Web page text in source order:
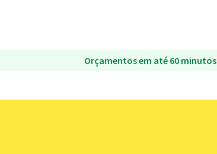
Orçamentos em até 60 minutos